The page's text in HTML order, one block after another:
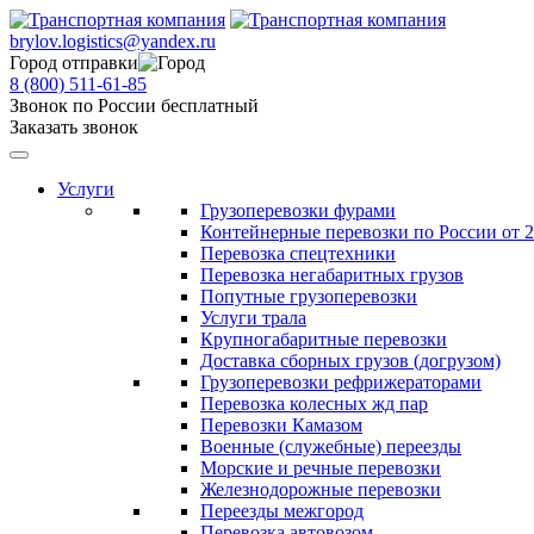
brylov.logistics@yandex.ru
Город отправки
8 (800) 511-61-85
Звонок по России бесплатный
Заказать звонок
Услуги
Грузоперевозки фурами
Контейнерные перевозки по России от
Перевозка спецтехники
Перевозка негабаритных грузов
Попутные грузоперевозки
Услуги трала
Крупногабаритные перевозки
Доставка сборных грузов (догрузом)
Грузоперевозки рефрижераторами
Перевозка колесных жд пар
Перевозки Камазом
Военные (служебные) переезды
Морские и речные перевозки
Железнодорожные перевозки
Переезды межгород